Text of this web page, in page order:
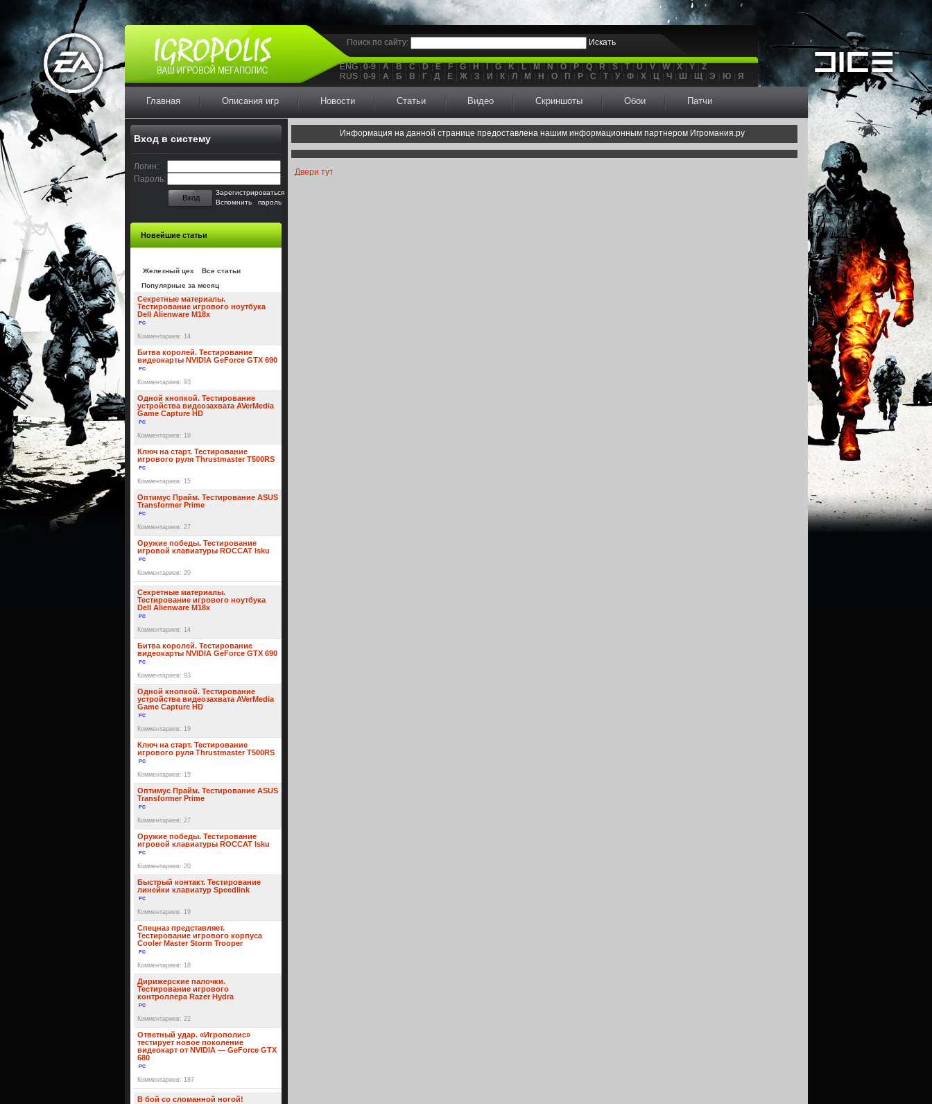
Поиск по сайту: Искать
ENG 0-9 A B C D E F G H G K L M N O P Q R S T U V W X Y
Z
RUS
0-9 А Б В Г Д Е Ж З И К Л М Н О П Р С Т У Ф Х Ц Ч Ш Щ Э Ю Я
Главная Описания игр Новости Статьи Видео Скриншоты Обои Патчи
Вход в систему
Логин:
Пароль:
Вход
Зарегистрироваться
Вспомнить пароль
Новейшие статьи
Железный цех
Все статьи
Популярные за месяц
Секретные материалы.
Тестирование игрового ноутбука
Dell Alienware M18x
PC
Комментариев: 14
Битва королей. Тестирование
видеокарты NVIDIA GeForce GTX 690
PC
Комментариев: 93
Одной кнопкой. Тестирование
устройства видеозахвата AVerMedia
Game Capture HD
PC
Комментариев: 19
Ключ на старт. Тестирование
игрового руля Thrustmaster T500RS
PC
Комментариев: 15
Оптимус Прайм. Тестирование ASUS
Transformer Prime
PC
Комментариев: 27
Оружие победы. Тестирование
игровой клавиатуры ROCCAT Isku
PC
Комментариев: 20
Секретные материалы.
Тестирование игрового ноутбука
Dell Alienware M18x
PC
Комментариев: 14
Битва королей. Тестирование
видеокарты NVIDIA GeForce GTX 690
PC
Комментариев: 93
Одной кнопкой. Тестирование
устройства видеозахвата AVerMedia
Game Capture HD
PC
Комментариев: 19
Ключ на старт. Тестирование
игрового руля Thrustmaster T500RS
PC
Комментариев: 15
Оптимус Прайм. Тестирование ASUS
Transformer Prime
PC
Комментариев: 27
Оружие победы. Тестирование
игровой клавиатуры ROCCAT Isku
PC
Комментариев: 20
Быстрый контакт. Тестирование
линейки клавиатур Speedlink
PC
Комментариев: 19
Спецназ представляет.
Тестирование игрового корпуса
Cooler Master Storm Trooper
PC
Комментариев: 18
Дирижерские палочки.
Тестирование игрового
контроллера Razer Hydra
PC
Комментариев: 22
Ответный удар. «Игрополис»
тестирует новое поколение
видеокарт от NVIDIA — GeForce GTX
680
PC
Комментариев: 187
В бой со сломанной ногой!
Информация на данной странице предоставлена нашим информационным партнером Игромания.ру
Двери тут